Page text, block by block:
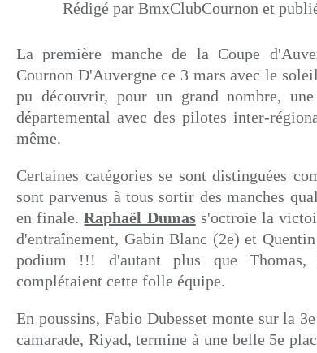
Rédigé par BmxClubCournon et
La première manche de la Coupe
Cournon D'Auvergne ce 3 mars avec le
pu découvrir, pour un grand nombre,
départemental avec des pilotes inter-
même.
Certaines catégories se sont distinguées
sont parvenus à tous sortir des manches
en finale.Raphaël Dumass'octroie la
d'entraînement, Gabin Blanc (2e) et
podium !!! d'autant plus que Thomas,
complétaient cette folle équipe.
En poussins, Fabio Dubesset monte sur la
camarade, Riyad, termine à une belle 5e